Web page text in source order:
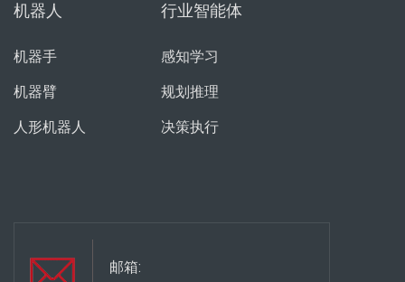
机器人
机器手
机器臂
人形机器人
行业智能体
感知学习
规划推理
决策执行
邮箱: